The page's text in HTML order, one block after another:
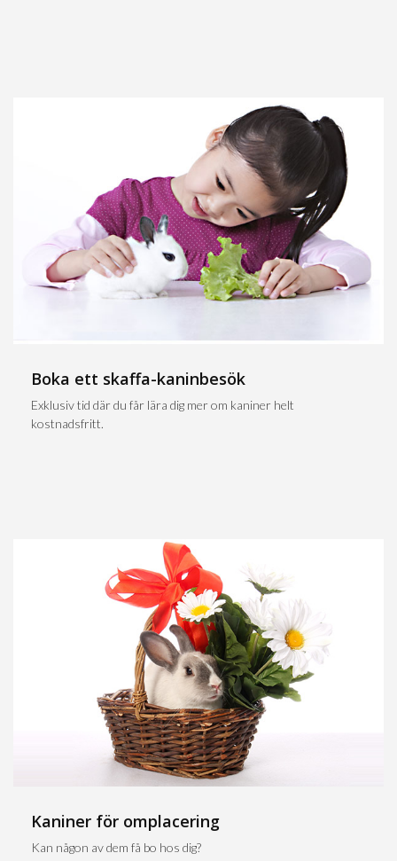
Boka ett skaffa-kaninbesök
Exklusiv tid där du får lära dig mer om kaniner helt
kostnadsfritt.
Kaniner för omplacering
Kan någon av dem få bo hos dig?